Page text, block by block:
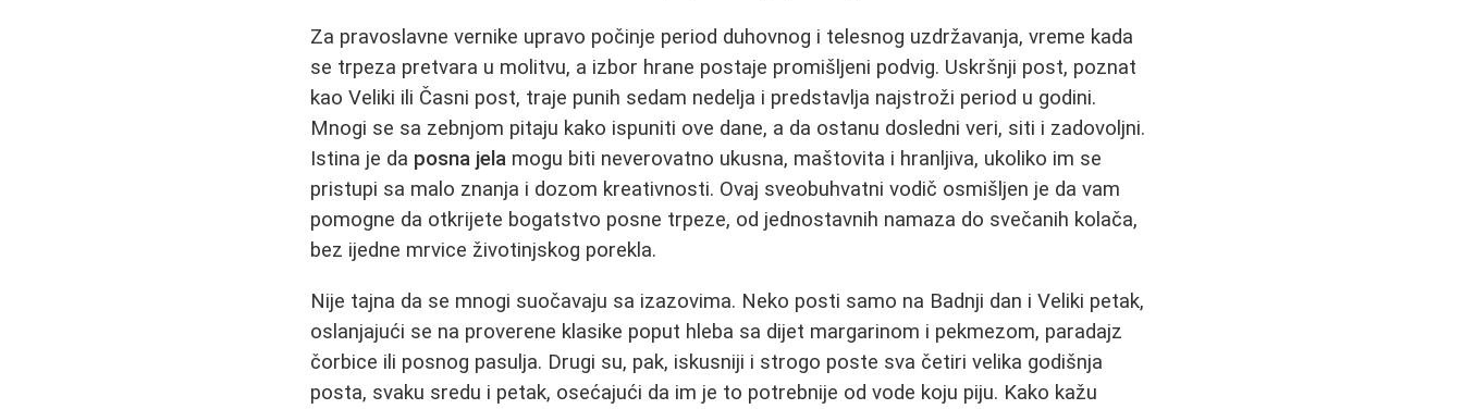
Za pravoslavne vernike upravo počinje period duhovnog i telesnog uzdržavanja, vreme kada
se trpeza pretvara u molitvu, a izbor hrane postaje promišljeni podvig. Uskršnji post, poznat
kao Veliki ili Časni post, traje punih sedam nedelja i predstavlja najstroži period u godini.
Mnogi se sa zebnjom pitaju kako ispuniti ove dane, a da ostanu dosledni veri, siti i zadovoljni.
Istina je da posna jela mogu biti neverovatno ukusna, maštovita i hranljiva, ukoliko im se
pristupi sa malo znanja i dozom kreativnosti. Ovaj sveobuhvatni vodič osmišljen je da vam
pomogne da otkrijete bogatstvo posne trpeze, od jednostavnih namaza do svečanih kolača,
bez ijedne mrvice životinjskog porekla.
Nije tajna da se mnogi suočavaju sa izazovima. Neko posti samo na Badnji dan i Veliki petak,
oslanjajući se na proverene klasike poput hleba sa dijet margarinom i pekmezom, paradajz
čorbice ili posnog pasulja. Drugi su, pak, iskusniji i strogo poste sva četiri velika godišnja
posta, svaku sredu i petak, osećajući da im je to potrebnije od vode koju piju. Kako kažu